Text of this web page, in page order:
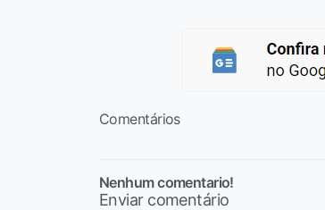
Comentários
Nenhum comentario!
Enviar comentário